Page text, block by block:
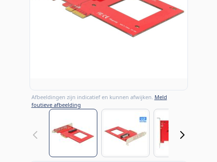
Afbeeldingen zijn indicatief en kunnen afwijken. Meld
foutieve afbeelding
View larger image